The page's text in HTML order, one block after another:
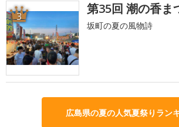
3 第35回 潮の香ま
坂町の夏の風物詩
広島県の夏の人気夏祭りラン